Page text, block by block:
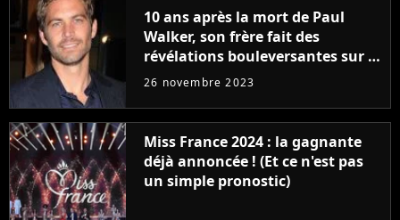
10 ans après la mort de Paul
Walker, son frère fait des
révélations bouleversantes sur la
réaction des acteurs de Fast and
26 novembre 2023
Miss France 2024 : la gagnante
déjà annoncée ! (Et ce n'est pas
un simple pronostic)